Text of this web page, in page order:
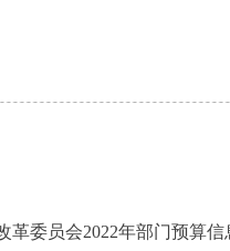
革委员会2022年部门预算信